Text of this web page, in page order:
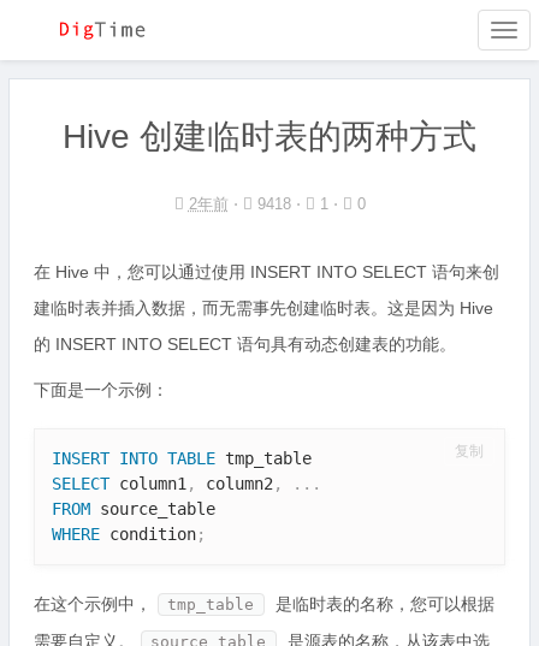
Hive 创建临时表的两种方式
2年前 ⋅ 9418 ⋅ 1 ⋅ 0
在 Hive 中，您可以通过使用 INSERT INTO SELECT 语句来创
建临时表并插入数据，而无需事先创建临时表。这是因为 Hive
的 INSERT INTO SELECT 语句具有动态创建表的功能。
下面是一个示例：
INSERT INTO TABLE
SELECT column1 , column2 , . . .
FROM
WHERE condition;
复制
在这个示例中， tmp_table
是临时表的名称，您可以根据
需要自定义。
source_table
是源表的名称，从该表中选